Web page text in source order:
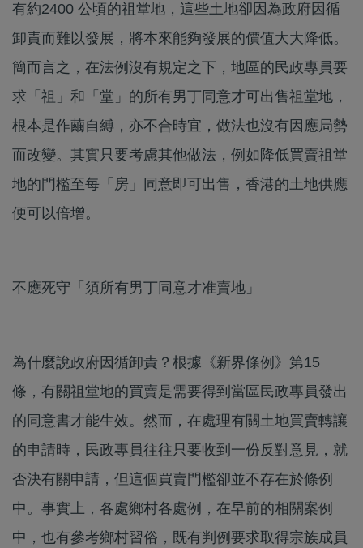
有約2400 公頃的祖堂地，這些土地卻因為政府因循
卸責而難以發展，將本來能夠發展的價值大大降低。
簡而言之，在法例沒有規定之下，地區的民政專員要
求「祖」和「堂」的所有男丁同意才可出售祖堂地，
根本是作繭自縛，亦不合時宜，做法也沒有因應局勢
而改變。其實只要考慮其他做法，例如降低買賣祖堂
地的門檻至每「房」同意即可出售，香港的土地供應
便可以倍增。
不應死守「須所有男丁同意才准賣地」
為什麼說政府因循卸責？根據《新界條例》第15
條，有關祖堂地的買賣是需要得到當區民政專員發出
的同意書才能生效。然而，在處理有關土地買賣轉讓
的申請時，民政專員往往只要收到一份反對意見，就
否決有關申請，但這個買賣門檻卻並不存在於條例
中。事實上，各處鄉村各處例，在早前的相關案例
中，也有參考鄉村習俗，既有判例要求取得宗族成員